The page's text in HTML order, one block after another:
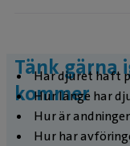
Tänk gärna
kommer
Har djuret haft
Hur länge har
Hur är
Hur har